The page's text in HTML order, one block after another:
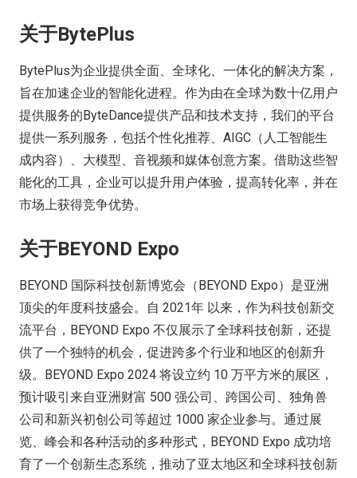
关于BytePlus
BytePlus为企业提供全面、全球化、一体化的解决方案，
旨在加速企业的智能化进程。作为由在全球为数十亿用户
提供服务的ByteDance提供产品和技术支持，我们的平台
提供一系列服务，包括个性化推荐、AIGC（人工智能生
成内容）、大模型、音视频和媒体创意方案。借助这些智
能化的工具，企业可以提升用户体验，提高转化率，并在
市场上获得竞争优势。
关于BEYOND Expo
BEYOND 国际科技创新博览会（BEYOND Expo）是亚洲
顶尖的年度科技盛会。自 2021年 以来，作为科技创新交
流平台，BEYOND Expo 不仅展示了全球科技创新，还提
供了一个独特的机会，促进跨多个行业和地区的创新升
级。BEYOND Expo 2024 将设立约 10 万平方米的展区，
预计吸引来自亚洲财富 500 强公司、跨国公司、独角兽
公司和新兴初创公司等超过 1000 家企业参与。通过展
览、峰会和各种活动的多种形式，BEYOND Expo 成功培
育了一个创新生态系统，推动了亚太地区和全球科技创新